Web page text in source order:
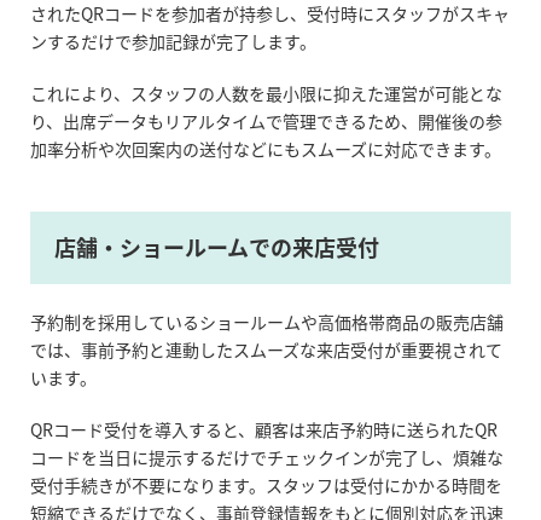
されたQRコードを参加者が持参し、受付時にスタッフがスキャ
ンするだけで参加記録が完了します。
これにより、スタッフの人数を最小限に抑えた運営が可能とな
り、出席データもリアルタイムで管理できるため、開催後の参
加率分析や次回案内の送付などにもスムーズに対応できます。
店舗・ショールームでの来店受付
予約制を採用しているショールームや高価格帯商品の販売店舗
では、事前予約と連動したスムーズな来店受付が重要視されて
います。
QRコード受付を導入すると、顧客は来店予約時に送られたQR
コードを当日に提示するだけでチェックインが完了し、煩雑な
受付手続きが不要になります。スタッフは受付にかかる時間を
短縮できるだけでなく、事前登録情報をもとに個別対応を迅速